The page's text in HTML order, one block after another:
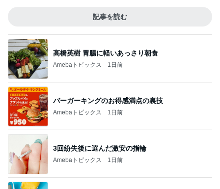
記事を読む
高橋英樹 胃腸に軽いあっさり朝食
Amebaトピックス 1日前
バーガーキングのお得感満点の裏技
Amebaトピックス 1日前
3回紛失後に選んだ激安の指輪
Amebaトピックス 1日前